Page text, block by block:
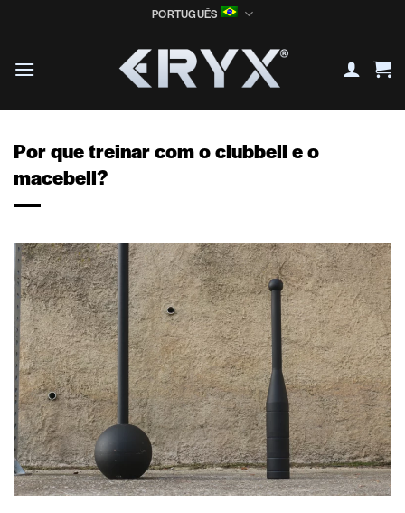
PORTUGUÊS
Por que treinar com o clubbell e o
macebell?